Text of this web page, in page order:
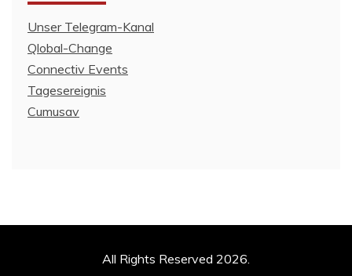
Unser Telegram-Kanal
Qlobal-Change
Connectiv Events
Tagesereignis
Cumusav
All Rights Reserved 2026.